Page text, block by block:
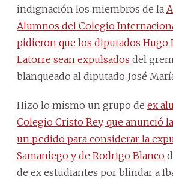
indignación los miembros de la
Alumnos del Colegio
pidieron que los diputados Hugo
Latorre sean expulsados del
blanqueado al diputado José
Hizo lo mismo un grupo de ex
Colegio Cristo Rey, que anunció
un pedido para considerar la
Samaniego y de Rodrigo Blanco
de ex estudiantes por blindar a